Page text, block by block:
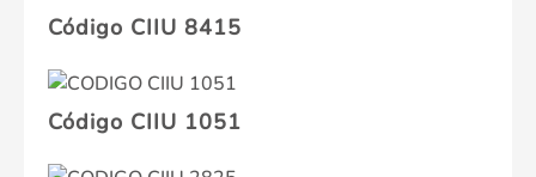
Código CIIU 8415
Código CIIU 1051